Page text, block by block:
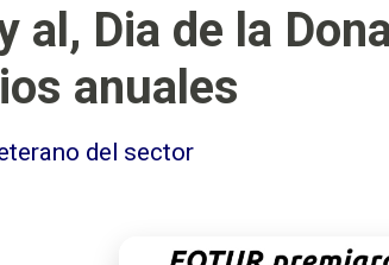
al, Dia de la
anuales
del sector